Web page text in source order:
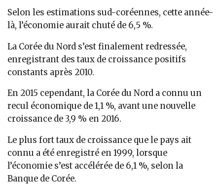
Selon les estimations sud-coréennes, cette année-
là, l’économie aurait chuté de 6,5 %.
La Corée du Nord s’est finalement redressée,
enregistrant des taux de croissance positifs
constants après 2010.
En 2015 cependant, la Corée du Nord a connu un
recul économique de 1,1 %, avant une nouvelle
croissance de 3,9 % en 2016.
Le plus fort taux de croissance que le pays ait
connu a été enregistré en 1999, lorsque
l’économie s’est accélérée de 6,1 %, selon la
Banque de Corée.